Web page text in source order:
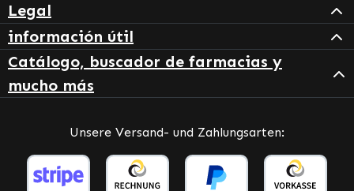
Legal
información útil
Catálogo, buscador de farmacias y
mucho más
Unsere Versand- und Zahlungsarten: